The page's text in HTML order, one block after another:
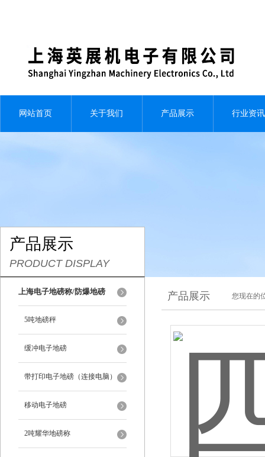
网站首页 关于我们 产品展示 行业资讯
产品展示
PRODUCT DISPLAY
上海电子地磅称/防爆地磅
5吨地磅秤
缓冲电子地磅
带打印电子地磅（连接电脑）
移动电子地磅
2吨耀华地磅称
产品展示 您现在的